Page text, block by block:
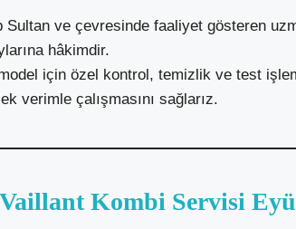
Sultan ve çevresinde faaliyet gösteren
hâkimdir.
için özel kontrol, temizlik ve test
verimle çalışmasını sağlarız.
Vaillant Kombi Servisi